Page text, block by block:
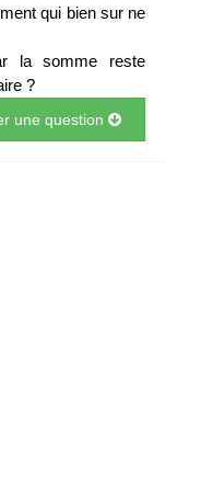
qui bien sur ne
la somme reste
?
une question